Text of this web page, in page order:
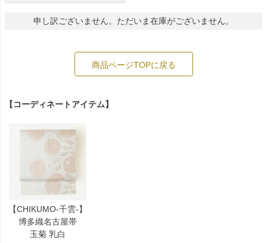
申し訳ございません。ただいま在庫がございません。
商品ページTOPに戻る
【コーディネートアイテム】
【CHIKUMO-千雲-】
博多織名古屋帯
玉菊 乳白